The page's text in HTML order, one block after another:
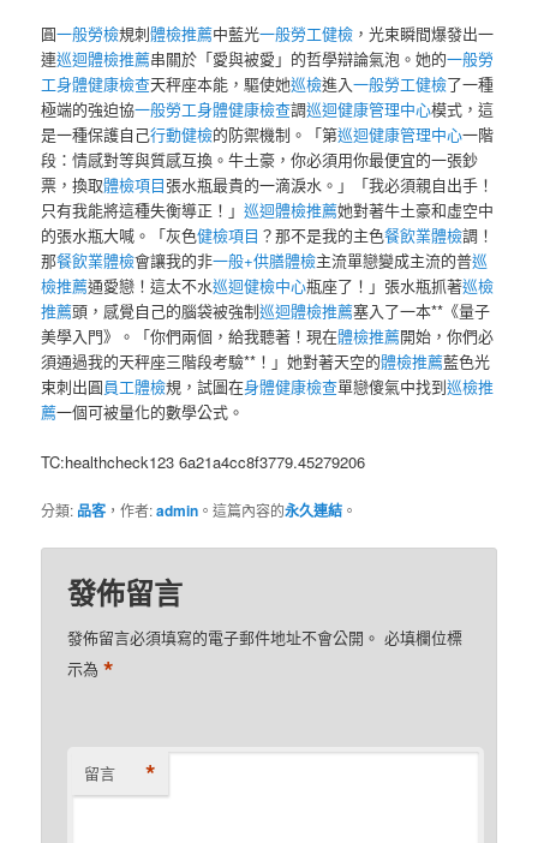
圓一般勞檢規刺體檢推薦中藍光一般勞工健檢 ，光束瞬間爆發出一
連巡迴體檢推薦串關於「愛與被愛」的哲學辯論氣泡。她的一般勞
工身體健康檢查天秤座本能，驅使她巡檢進入一般勞工健檢了一種
極端的強迫協一般勞工身體健康檢查調巡迴健康管理中心模式，這
是一種保護自己行動健檢的防禦機制。「第巡迴健康管理中心一階
段：情感對等與質感互換。牛土豪，你必須用你最便宜的一張鈔
票，換取體檢項目張水瓶最貴的一滴淚水。」「我必須親自出手！
只有我能將這種失衡導正！」巡迴體檢推薦她對著牛土豪和虛空中
的張水瓶大喊。「灰色健檢項目 ？那不是我的主色餐飲業體檢調！
那餐飲業體檢會讓我的非一般+供膳體檢主流單戀變成主流的普巡
檢推薦通愛戀！這太不水巡迴健檢中心瓶座了！」張水瓶抓著巡檢
推薦頭，感覺自己的腦袋被強制巡迴體檢推薦塞入了一本**《量子
美學入門》。「你們兩個，給我聽著！現在體檢推薦開始，你們必
須通過我的天秤座三階段考驗**！」她對著天空的體檢推薦藍色光
束刺出圓員工體檢規，試圖在身體健康檢查單戀傻氣中找到巡檢推
薦一個可被量化的數學公式。
TC:healthcheck123 6a21a4cc8f3779.45279206
分類: 品客 ，作者:admin 。這篇內容的永久連結 。
發佈留言
發佈留言必須填寫的電子郵件地址不會公開。 必填欄位標
示為*
留言 *